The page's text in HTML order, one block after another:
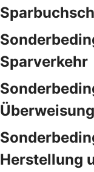
Sparverkehr
Herstellung